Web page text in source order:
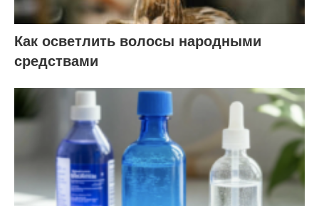
Как осветлить волосы народными
средствами